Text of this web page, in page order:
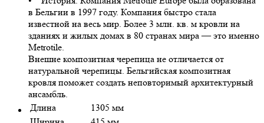
в Бельгии в 1997 году. Компания быстро стала
известной на весь мир. Более 3 млн. кв. м кровли на
зданиях и жилых домах в 80 странах мира — это именно
Metrotile.
Внешне композитная черепица не отличается от
натуральной черепицы. Бельгийская композитная
кровля поможет создать неповторимый архитектурный
ансамбль.
Длина
1305 мм